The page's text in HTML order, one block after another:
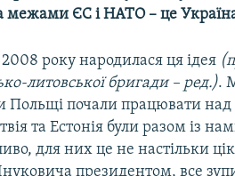
межами ЄС і НАТО – це
року народилася ця ідея
литовської бригади – ред.).
Польщі почали працювати
та Естонія були разом із
для них це не настільки
президентом, все